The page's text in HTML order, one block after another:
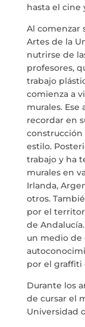
hasta el cine
Al comenzar
Artes de la
nutrirse de
profesores,
trabajo
comienza a
murales. Ese
recordar en
construcción
estilo.
trabajo y ha
murales en
Irlanda,
otros.
por el
de
un medio de
por el graffiti
Durante los
de cursar el
Universidad